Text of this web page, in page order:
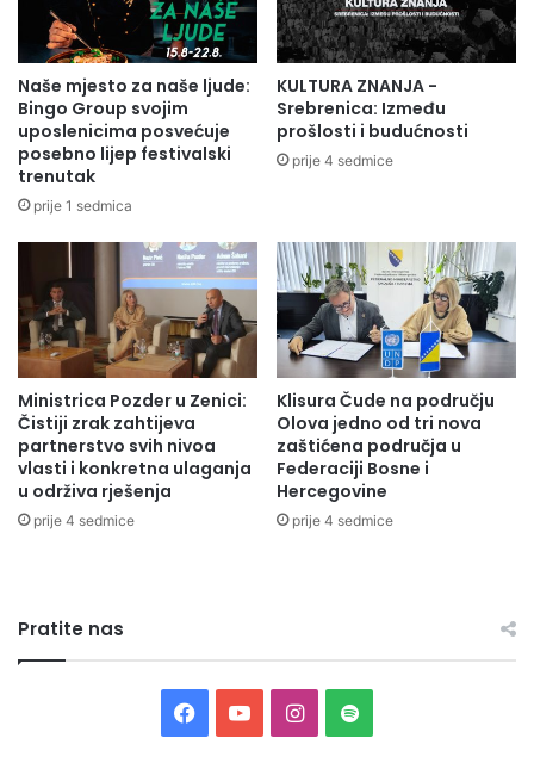
inovativne ideje i prijave na:
https://forms.gle/kZdiECseXhUGxHyu6U slučaju bilo
kakvih tehničkih poteškoća sa prijavom možete nas
kontaktirati nainfo@fondacija787.ba.
Radio Olovo/A.M
Naše mjesto za naše ljude:
Bingo Group svojim
uposlenicima posvećuje
posebno lijep festivalski
trenutak
prije 1 sedmica
KULTURA ZNANJA -
Srebrenica: Između
prošlosti i budućnosti
prije 4 sedmice
Ministrica Pozder u Zenici:
Čistiji zrak zahtijeva
partnerstvo svih nivoa
vlasti i konkretna ulaganja
u održiva rješenja
prije 4 sedmice
Klisura Čude na području
Olova jedno od tri nova
zaštićena područja u
Federaciji Bosne i
Hercegovine
prije 4 sedmice
Pratite nas
Facebook
YouTubeInstagram
Spotify